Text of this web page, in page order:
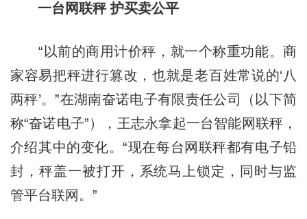
一台网联秤 护买卖公平
“以前的商用计价秤，就一个称重功能。商
家容易把秤进行篡改，也就是老百姓常说的‘八
两秤’。”在湖南奋诺电子有限责任公司（以下简
称“奋诺电子”），王志永拿起一台智能网联秤，
介绍其中的变化。“现在每台网联秤都有电子铅
封，秤盖一被打开，系统马上锁定，同时与监
管平台联网。”